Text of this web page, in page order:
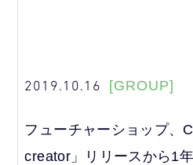
2019.10.16 [GROUP]
フューチャーショップ、
creator」リリースから1